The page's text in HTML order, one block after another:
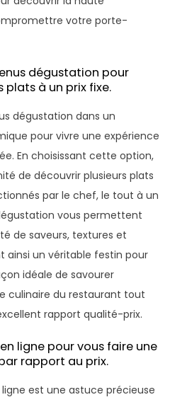
votre porte-
dégustation pour
plats à un prix fixe.
dégustation dans un
pour vivre une expérience
En choisissant cette option,
de découvrir plusieurs plats
par le chef, le tout à un
vous permettent
de saveurs, textures et
ainsi un véritable festin pour
idéale de savourer
culinaire du restaurant tout
rapport qualité-prix.
ligne pour vous faire une
rapport au prix.
est une astuce précieuse